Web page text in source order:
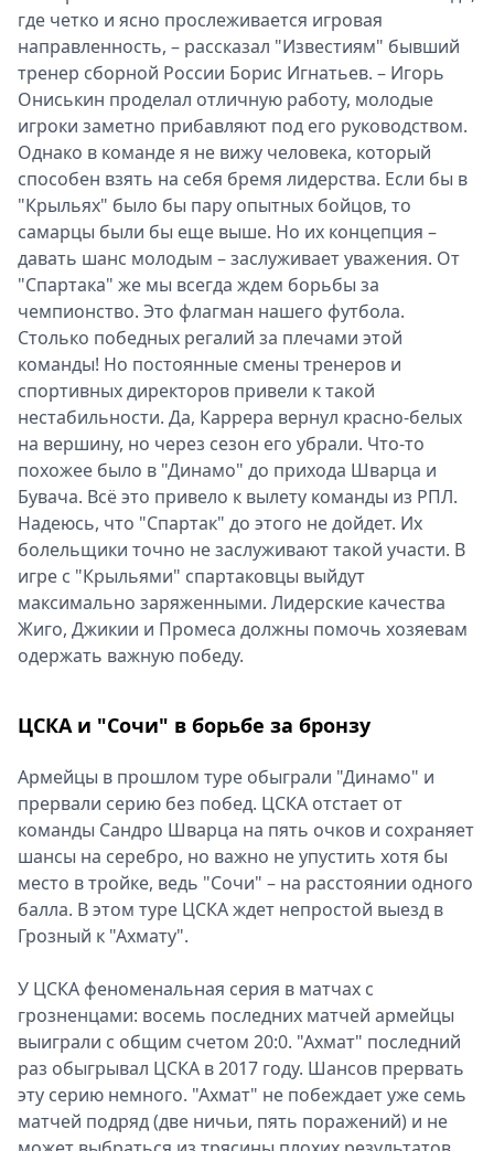
где четко и ясно прослеживается игровая
направленность, – рассказал "Известиям" бывший
тренер сборной России Борис Игнатьев. – Игорь
Ониськин проделал отличную работу, молодые
игроки заметно прибавляют под его руководством.
Однако в команде я не вижу человека, который
способен взять на себя бремя лидерства. Если бы в
"Крыльях" было бы пару опытных бойцов, то
самарцы были бы еще выше. Но их концепция –
давать шанс молодым – заслуживает уважения. От
"Спартака" же мы всегда ждем борьбы за
чемпионство. Это флагман нашего футбола.
Столько победных регалий за плечами этой
команды! Но постоянные смены тренеров и
спортивных директоров привели к такой
нестабильности. Да, Каррера вернул красно-белых
на вершину, но через сезон его убрали. Что-то
похожее было в "Динамо" до прихода Шварца и
Бувача. Всё это привело к вылету команды из РПЛ.
Надеюсь, что "Спартак" до этого не дойдет. Их
болельщики точно не заслуживают такой участи. В
игре с "Крыльями" спартаковцы выйдут
максимально заряженными. Лидерские качества
Жиго, Джикии и Промеса должны помочь хозяевам
одержать важную победу.
ЦСКА и "Сочи" в борьбе за бронзу
Армейцы в прошлом туре обыграли "Динамо" и
прервали серию без побед. ЦСКА отстает от
команды Сандро Шварца на пять очков и сохраняет
шансы на серебро, но важно не упустить хотя бы
место в тройке, ведь "Сочи" – на расстоянии одного
балла. В этом туре ЦСКА ждет непростой выезд в
Грозный к "Ахмату".
У ЦСКА феноменальная серия в матчах с
грозненцами: восемь последних матчей армейцы
выиграли с общим счетом 20:0. "Ахмат" последний
раз обыгрывал ЦСКА в 2017 году. Шансов прервать
эту серию немного. "Ахмат" не побеждает уже семь
матчей подряд (две ничьи, пять поражений) и не